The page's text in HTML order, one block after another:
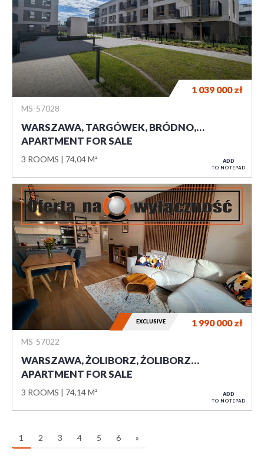
MS-57028
WARSZAWA, TARGÓWEK, BRÓDNO,…
APARTMENT FOR SALE
3 ROOMS 74,04 M²
1 039 000zł
ADD
TO NOTEPAD
MS-57022
WARSZAWA, ŻOLIBORZ, ŻOLIBORZ…
APARTMENT FOR SALE
3 ROOMS 74,14 M²
1 990 000zł
EXCLUSIVE
ADD
TO NOTEPAD
1 2 3 4 5 6 »